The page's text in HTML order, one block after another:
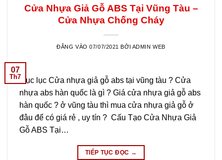
Cửa Nhựa Giả Gỗ ABS Tại Vũng Tàu –
Cửa Nhựa Chống Cháy
ĐĂNG VÀO07/07/2021 BỞI ADMIN WEB
07
Th7Mục lục Cửa nhựa giả gỗ abs tại vũng tàu ? Cửa
nhựa abs hàn quốc là gì ? Giá cửa nhựa giả gỗ abs
hàn quốc ? ở vũng tàu thì mua cửa nhựa giả gỗ ở
đâu để có giá rẻ , uy tín ? Cấu Tạo Cửa Nhựa Giả
Gỗ ABS Tại…
TIẾP TỤC ĐỌC →